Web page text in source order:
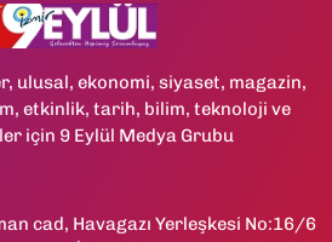
ulusal, ekonomi, siyaset, magazin,
etkinlik, tarih, bilim, teknoloji ve
için 9 Eylül Medya Grubu
cad, Havagazı Yerleşkesi No:16/6